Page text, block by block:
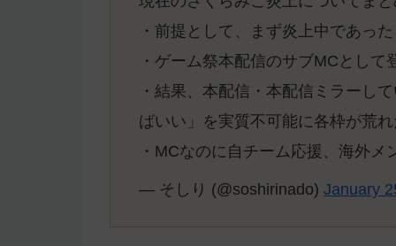
・前提として、まず炎上中であった
・ゲーム祭本配信のサブMCとして
・結果、本配信・本配信ミラーし
ばいい」を実質不可能に各枠が荒
・MCなのに自チーム応援、海外
— そしり (@soshirinado)January